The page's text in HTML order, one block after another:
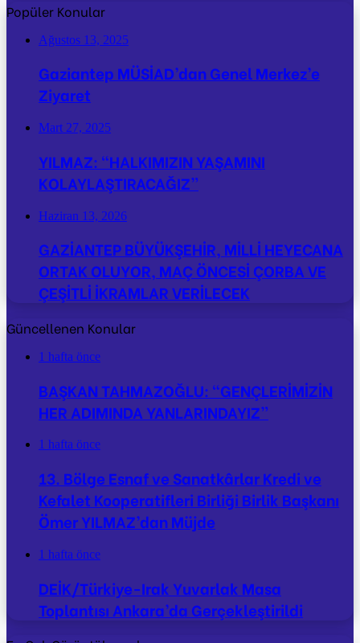
Popüler Konular
Ağustos 13, 2025
Gaziantep MÜSİAD’dan Genel Merkez’e
Ziyaret
Mart 27, 2025
YILMAZ: “HALKIMIZIN YAŞAMINI
KOLAYLAŞTIRACAĞIZ”
Haziran 13, 2026
GAZİANTEP BÜYÜKŞEHİR, MİLLİ HEYECANA
ORTAK OLUYOR, MAÇ ÖNCESİ ÇORBA VE
ÇEŞİTLİ İKRAMLAR VERİLECEK
Güncellenen Konular
1 hafta önce
BAŞKAN TAHMAZOĞLU: “GENÇLERİMİZİN
HER ADIMINDA YANLARINDAYIZ”
1 hafta önce
13. Bölge Esnaf ve Sanatkârlar Kredi ve
Kefalet Kooperatifleri Birliği Birlik Başkanı
Ömer YILMAZ’dan Müjde
1 hafta önce
DEİK/Türkiye-Irak Yuvarlak Masa
Toplantısı Ankara’da Gerçekleştirildi